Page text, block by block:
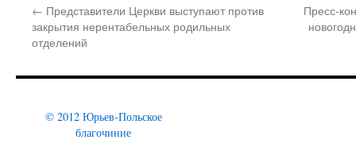
← Представители Церкви выступают против
закрытия нерентабельных родильных
отделений
Пресс-
© 2012 Юрьев-Польское
благочиние